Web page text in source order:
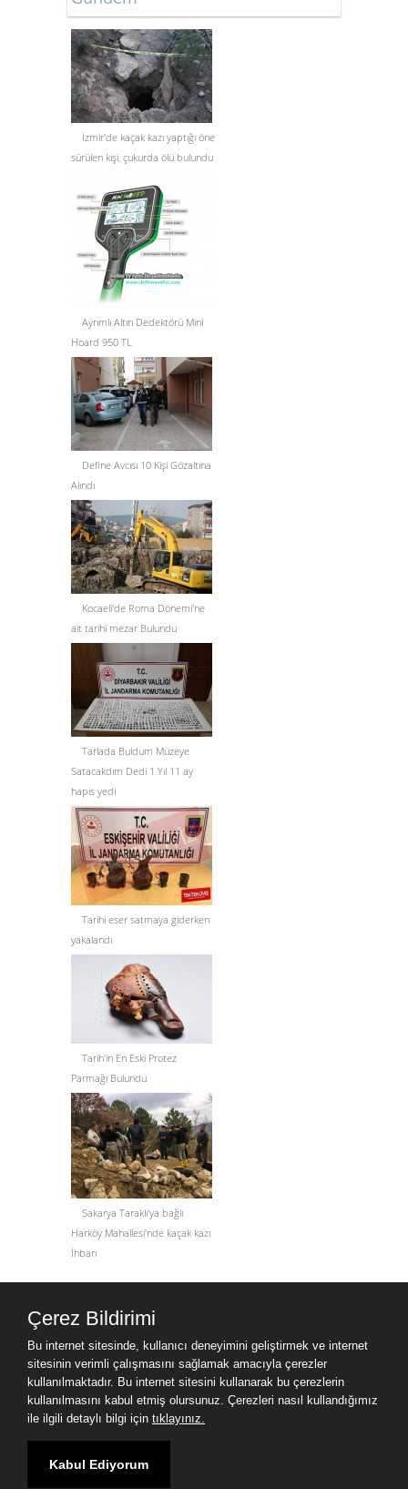
İzmir'de kaçak kazı yaptığı öne
sürülen kişi, çukurda ölü bulundu
Ayrımlı Altın Dedektörü Mini
Hoard 950 TL
Define Avcısı 10 Kişi Gözaltına
Alındı
Kocaeli'de Roma Dönemi'ne
ait tarihi mezar Bulundu
Tarlada Buldum Müzeye
Satacakdım Dedi 1 Yıl 11 ay
hapis yedi
Tarihi eser satmaya giderken
yakalandı
Tarih'in En Eski Protez
Parmağı Bulundu
Sakarya Taraklı'ya bağlı
Harköy Mahallesi'nde kaçak kazı
İhbarı
Site Haritası
3D Printer Dental
Hangzhou Melamine Kitchen Cabinet Co.,Ltd
HEBEI NIUANMEI TECHNOLOGY CO., LTD
Компоненты грязевого насоса
Zhejiang Cosme Collections Co.,Ltd
Shaanxi Undersun Biomedtech Co.,Ltd
Çerez Bildirimi
Bu internet sitesinde, kullanıcı deneyimini geliştirmek ve internet
sitesinin verimli çalışmasını sağlamak amacıyla çerezler
kullanılmaktadır. Bu internet sitesini kullanarak bu çerezlerin
kullanılmasını kabul etmiş olursunuz. Çerezleri nasıl kullandığımız
ile ilgili detaylı bilgi için tıklayınız.
Kabul Ediyorum